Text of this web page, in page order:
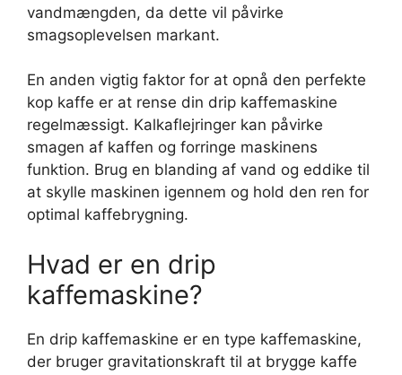
vandmængden, da dette vil påvirke
smagsoplevelsen markant.
En anden vigtig faktor for at opnå den perfekte
kop kaffe er at rense din drip kaffemaskine
regelmæssigt. Kalkaflejringer kan påvirke
smagen af kaffen og forringe maskinens
funktion. Brug en blanding af vand og eddike til
at skylle maskinen igennem og hold den ren for
optimal kaffebrygning.
Hvad er en drip
kaffemaskine?
En drip kaffemaskine er en type kaffemaskine,
der bruger gravitationskraft til at brygge kaffe